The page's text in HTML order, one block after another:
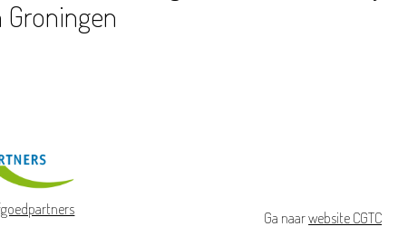
elke zondag van 8 tot 10 uur.
Ga naarwebsite CGTC